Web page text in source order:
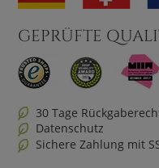
GEPRÜFTE
30 Tage
Datenschutz
Sichere Zahlung mit